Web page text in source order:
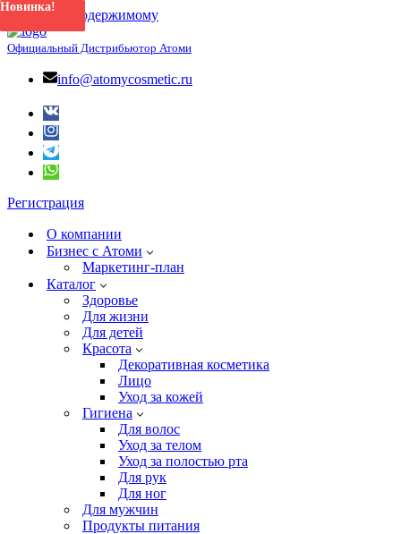
Перейти к содержимому
Официальный Дистрибьютор Атоми
info@atomycosmetic.ru
Регистрация
О компании
Бизнес с Атоми
Маркетинг-план
Каталог
Здоровье
Для жизни
Для детей
Красота
Декоративная косметика
Лицо
Уход за кожей
Гигиена
Для волос
Уход за телом
Уход за полостью рта
Для рук
Для ног
Для мужчин
Продукты питания
Новинка!
Новинка!
Новинка!
Новинка!
Новинка!
Новинка!
Новинка!